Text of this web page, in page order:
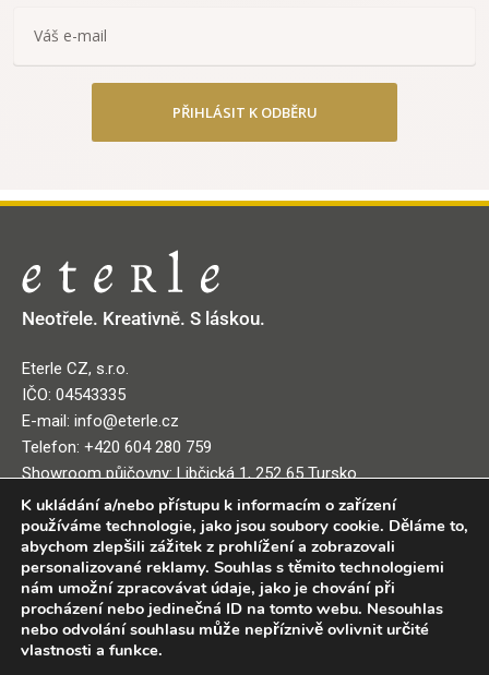
PŘIHLÁSIT K ODBĚRU
Neotřele. Kreativně. S láskou.
Eterle CZ, s.r.o.
IČO: 04543335
E-mail: info@eterle.cz
Telefon: +420 604 280 759
Showroom půjčovny: Libčická 1, 252 65 Tursko
Informace
Obchodní podmínky půjčovny
Jak nakupovat na eshopu
Obchodní podmínky eshopu
K ukládání a/nebo přístupu k informacím o zařízení
používáme technologie, jako jsou soubory cookie. Děláme to,
abychom zlepšili zážitek z prohlížení a zobrazovali
personalizované reklamy. Souhlas s těmito technologiemi
nám umožní zpracovávat údaje, jako je chování při
procházení nebo jedinečná ID na tomto webu. Nesouhlas
nebo odvolání souhlasu může nepříznivě ovlivnit určité
vlastnosti a funkce.